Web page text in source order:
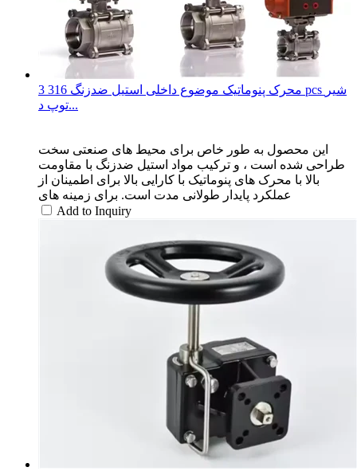
محرک پنوماتیک موضوع داخلی استیل ضدزنگ 316 3 pcs شیر
توپ د...
این محصول به طور خاص برای محیط های صنعتی سخت
طراحی شده است ، و ترکیب مواد استیل ضدزنگ با مقاومت
بالا با محرک های پنوماتیک با کارایی بالا برای اطمینان از
عملکرد پایدار طولانی مدت است. برای زمینه های
Add to Inquiry